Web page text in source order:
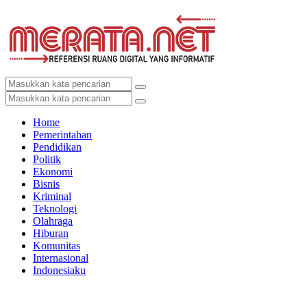
Home
Pemerintahan
Pendidikan
Politik
Ekonomi
Bisnis
Kriminal
Teknologi
Olahraga
Hiburan
Komunitas
Internasional
Indonesiaku